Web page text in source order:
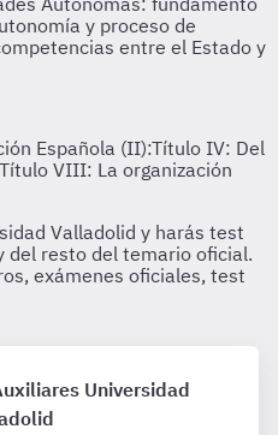
Universidad